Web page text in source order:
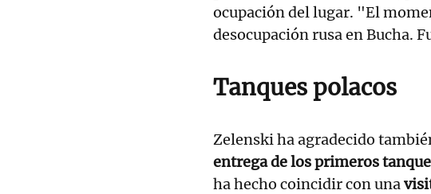
ocupación del lugar. "El
desocupación rusa en Bucha.
Tanques polacos
Zelenski ha agradecido
entrega de los primeros
ha hecho coincidir con una